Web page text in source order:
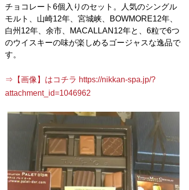
チョコレート6個入りのセット。人気のシングル
モルト、山崎12年、宮城峡、BOWMORE12年、
白州12年、余市、MACALLAN12年と、6粒で6つ
のウイスキーの味が楽しめるゴージャスな逸品で
す。
⇒【画像】はコチラ https://nikkan-spa.jp/?
attachment_id=1046962